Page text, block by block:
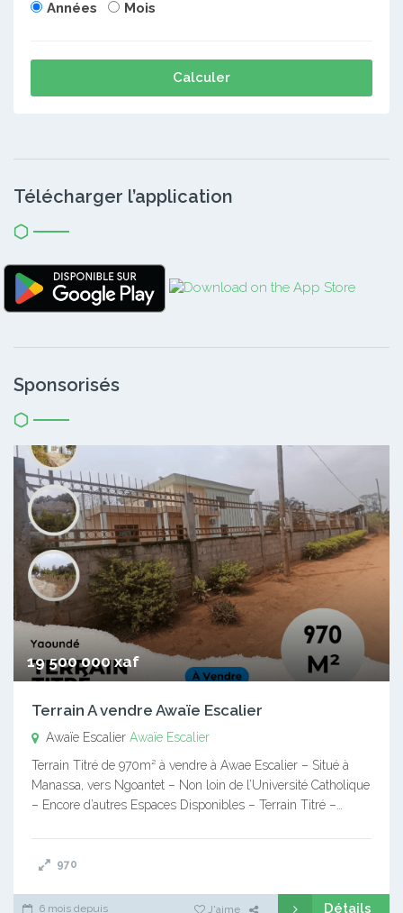
Années Mois
Calculer
Télécharger l’application
Sponsorisés
19 500 000 xaf
Terrain A vendre Awaïe Escalier
Awaïe Escalier Awaïe Escalier
Terrain Titré de 970m² à vendre à Awae Escalier – Situé à
Manassa, vers Ngoantet – Non loin de l’Université Catholique
– Encore d’autres Espaces Disponibles – Terrain Titré –…
970
6 mois depuis J'aime Détails